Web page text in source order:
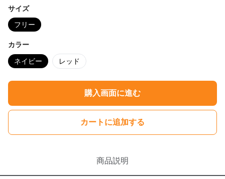
サイズ
フリー
カラー
ネイビー レッド
購入画面に進む
カートに追加する
商品説明